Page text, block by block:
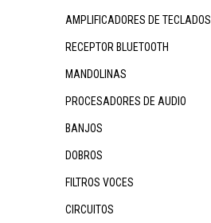
AMPLIFICADORES DE TECLADOS
RECEPTOR BLUETOOTH
MANDOLINAS
PROCESADORES DE AUDIO
BANJOS
DOBROS
FILTROS VOCES
CIRCUITOS